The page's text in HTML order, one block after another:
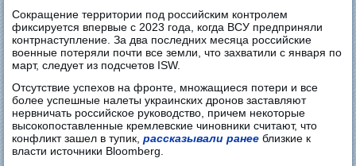
Сокращение территории под российским контролем
фиксируется впервые с 2023 года, когда ВСУ предприняли
контрнаступление. За два последних месяца российские
военные потеряли почти все земли, что захватили с января по
март, следует из подсчетов ISW.
Отсутствие успехов на фронте, множащиеся потери и все
более успешные налеты украинских дронов заставляют
нервничать российское руководство, причем некоторые
высокопоставленные кремлевские чиновники считают, что
конфликт зашел в тупик,рассказывали ранее близкие к
власти источники Bloomberg.